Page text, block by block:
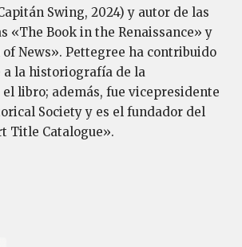
Swing, 2024) y autor de las
«The Book in the Renaissance» y
News». Pettegree ha contribuido
la historiografía de la
libro; además, fue vicepresidente
Society y es el fundador del
Title Catalogue».